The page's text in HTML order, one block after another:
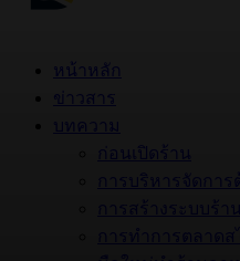
หน้าหลัก
ข่าวสาร